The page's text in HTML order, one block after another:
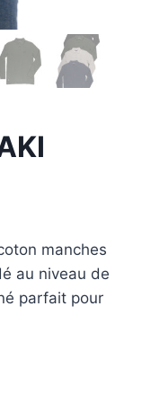
manches
au niveau de
parfait pour